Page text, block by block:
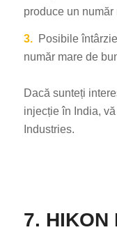
produce un număr
3.Posibile
număr mare de
Dacă sunteți
injecție în India,
Industries.
7. HIKON